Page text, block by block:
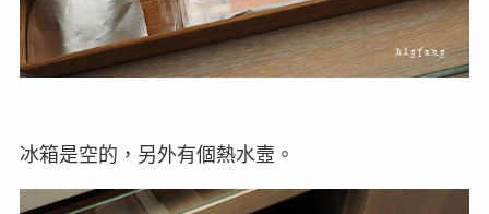
冰箱是空的，另外有個熱水壼。